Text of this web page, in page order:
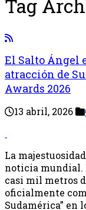
Tag
El Salto Ángel
atracción de
Awards 2026
13 abril, 2026
La
noticia mundial.
casi mil metros
oficialmente
Sudamérica” en